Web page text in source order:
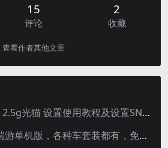
15
评论
2
收藏
查看作者其他文章
VSOL V2802RH 2.5g光猫 设置使用教程及设置SN教程-附带稳定固件使用手册等
[端游] QQ飞车端游单机版，各种车套装都有，免虚拟机